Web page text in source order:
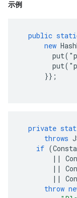
示例
public
new
      }
};
private
throws
if (
||
||
||
throw